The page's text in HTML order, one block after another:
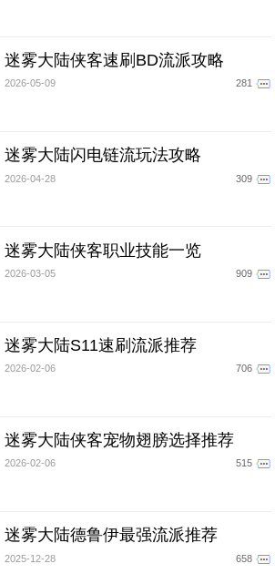
迷雾大陆侠客速刷BD流派攻略
2026-05-09 281
迷雾大陆闪电链流玩法攻略
2026-04-28 309
迷雾大陆侠客职业技能一览
2026-03-05 909
迷雾大陆S11速刷流派推荐
2026-02-06 706
迷雾大陆侠客宠物翅膀选择推荐
2026-02-06 515
迷雾大陆德鲁伊最强流派推荐
2025-12-28 658